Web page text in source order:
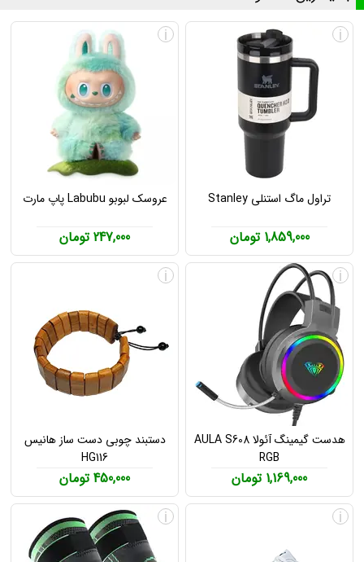
تراول ماگ استنلی Stanley
1,859,000 تومان
i
عروسک لبوبو Labubu پاپ مارت
247,000 تومان
i
هدست گیمینگ آئولا AULA S608
RGB
1,169,000 تومان
i
دستبند چوبی دست ساز هانیس
HG116
450,000 تومان
i
i
i